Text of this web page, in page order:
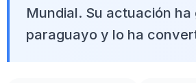
Mundial. Su actuación
paraguayo y lo ha